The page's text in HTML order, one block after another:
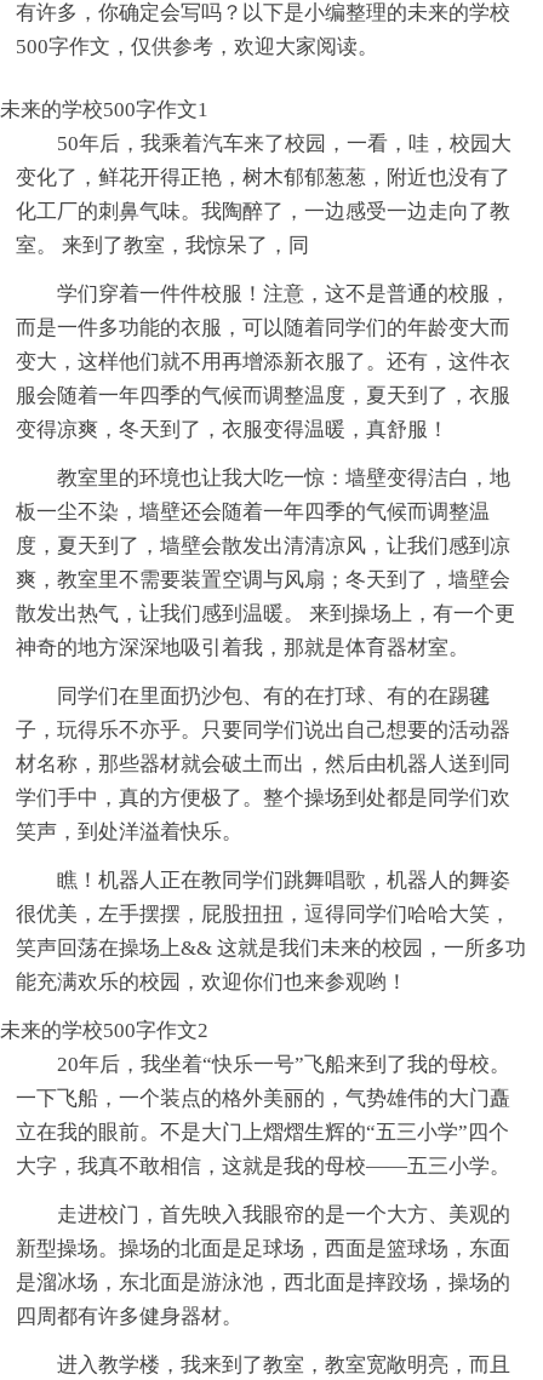
有许多，你确定会写吗？以下是小编整理的未来的学校
500字作文，仅供参考，欢迎大家阅读。
未来的学校500字作文1
50年后，我乘着汽车来了校园，一看，哇，校园大
变化了，鲜花开得正艳，树木郁郁葱葱，附近也没有了
化工厂的刺鼻气味。我陶醉了，一边感受一边走向了教
室。 来到了教室，我惊呆了，同
学们穿着一件件校服！注意，这不是普通的校服，
而是一件多功能的衣服，可以随着同学们的年龄变大而
变大，这样他们就不用再增添新衣服了。还有，这件衣
服会随着一年四季的气候而调整温度，夏天到了，衣服
变得凉爽，冬天到了，衣服变得温暖，真舒服！
教室里的环境也让我大吃一惊：墙壁变得洁白，地
板一尘不染，墙壁还会随着一年四季的气候而调整温
度，夏天到了，墙壁会散发出清清凉风，让我们感到凉
爽，教室里不需要装置空调与风扇；冬天到了，墙壁会
散发出热气，让我们感到温暖。 来到操场上，有一个更
神奇的地方深深地吸引着我，那就是体育器材室。
同学们在里面扔沙包、有的在打球、有的在踢毽
子，玩得乐不亦乎。只要同学们说出自己想要的活动器
材名称，那些器材就会破土而出，然后由机器人送到同
学们手中，真的方便极了。整个操场到处都是同学们欢
笑声，到处洋溢着快乐。
瞧！机器人正在教同学们跳舞唱歌，机器人的舞姿
很优美，左手摆摆，屁股扭扭，逗得同学们哈哈大笑，
笑声回荡在操场上&& 这就是我们未来的校园，一所多功
能充满欢乐的校园，欢迎你们也来参观哟！
未来的学校500字作文2
20年后，我坐着“快乐一号”飞船来到了我的母校。
一下飞船，一个装点的格外美丽的，气势雄伟的大门矗
立在我的眼前。不是大门上熠熠生辉的“五三小学”四个
大字，我真不敢相信，这就是我的母校——五三小学。
走进校门，首先映入我眼帘的是一个大方、美观的
新型操场。操场的北面是足球场，西面是篮球场，东面
是溜冰场，东北面是游泳池，西北面是摔跤场，操场的
四周都有许多健身器材。
进入教学楼，我来到了教室，教室宽敞明亮，而且